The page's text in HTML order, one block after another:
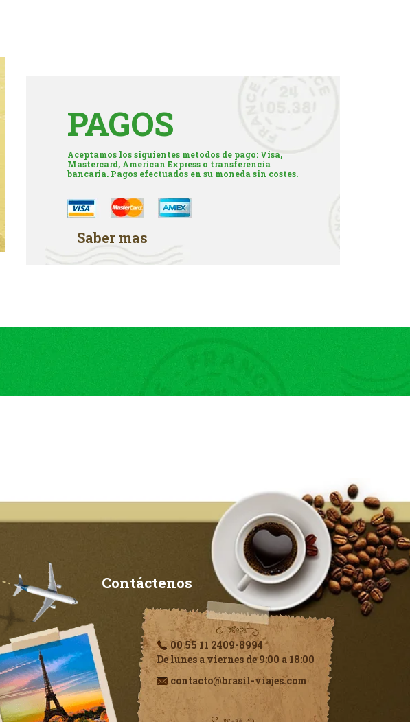
PAGOS
Aceptamos los siguientes metodos de pago: Visa,
Mastercard, American Express o transferencia
bancaria. Pagos efectuados en su moneda sin costes.
Saber mas
Contáctenos
00 55 11 2409-8994
De lunes a viernes de 9:00 a 18:00
contacto@brasil-viajes.com